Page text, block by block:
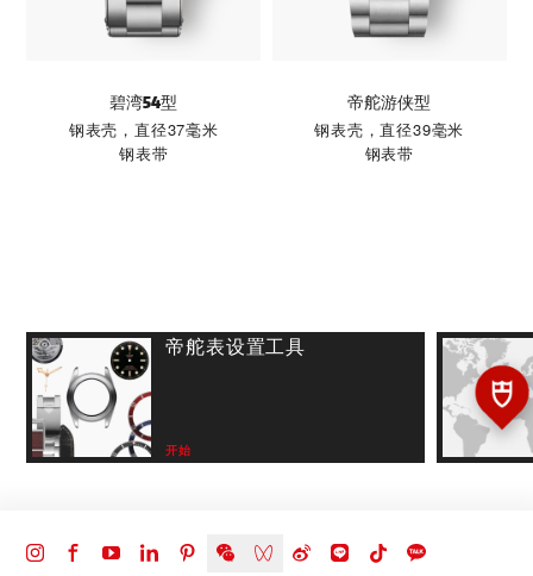
碧湾54型
钢表壳，直径37毫米
钢表带
帝舵游侠型
钢表壳，直径39毫米
钢表带
帝舵表设置工具
开始